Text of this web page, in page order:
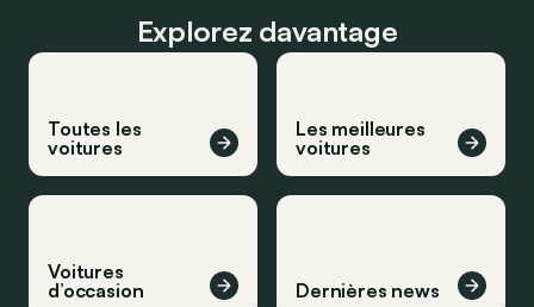
Explorez davantage
Toutes les
voitures
Les meilleures
voitures
Voitures
d’occasion
Dernières news